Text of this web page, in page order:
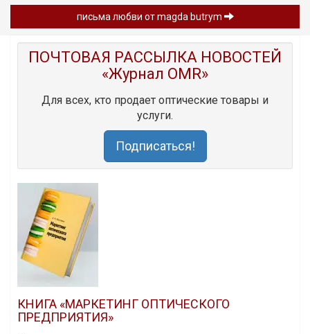
письма любви от magda butrym
ПОЧТОВАЯ РАССЫЛКА НОВОСТЕЙ
«Журнал OMR»
Для всех, кто продает оптические товары и
услуги.
Подписаться!
КНИГА «МАРКЕТИНГ ОПТИЧЕСКОГО
ПРЕДПРИЯТИЯ»